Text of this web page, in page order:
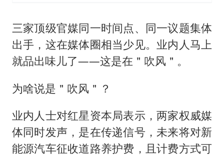
三家顶级官媒同一时间点、同一议题集体
出手，这在媒体圈相当少见。业内人马上
就品出味儿了——这是在＂吹风＂。
为啥说是＂吹风＂？
业内人士对红星资本局表示，两家权威媒
体同时发声，是在传递信号，未来将对新
能源汽车征收道路养护费，且计费方式可